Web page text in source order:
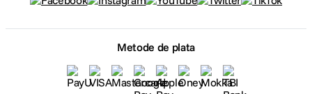
Metode de plata